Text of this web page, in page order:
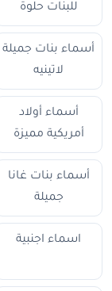
للبنات حلوة
أسماء بنات جميلة
لاتينيه
أسماء أولاد
أمريكية مميزة
أسماء بنات غانا
جميلة
اسماء اجنبية